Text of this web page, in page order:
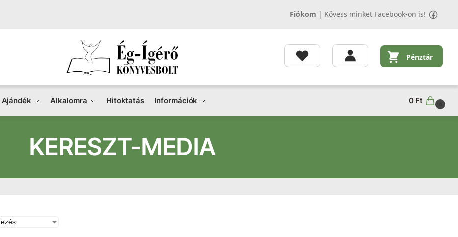
Fiókom | Kövess minket Facebook-on is!
Pénztár
Ajándék Alkalomra Hitoktatás Információk 0 Ft 0
KERESZT-MEDIA